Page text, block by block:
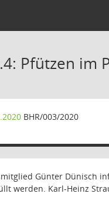
Pfützen im
BHR/003/2020
Günter Dünisch
werden. Karl-Heinz